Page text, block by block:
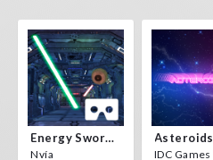
Energy Sword VR
Nvía
Asteroids
IDC Games